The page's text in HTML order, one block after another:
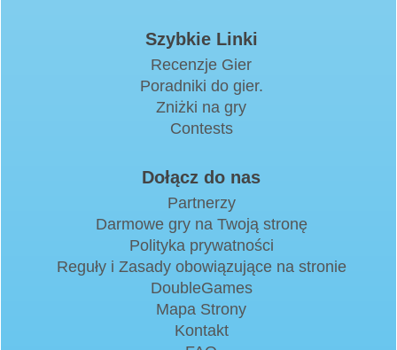
Szybkie Linki
Recenzje Gier
Poradniki do gier.
Zniżki na gry
Contests
Dołącz do nas
Partnerzy
Darmowe gry na Twoją stronę
Polityka prywatności
Reguły i Zasady obowiązujące na stronie
DoubleGames
Mapa Strony
Kontakt